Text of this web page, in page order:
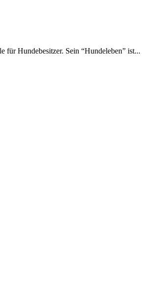
für Hundebesitzer. Sein “Hundeleben” ist...